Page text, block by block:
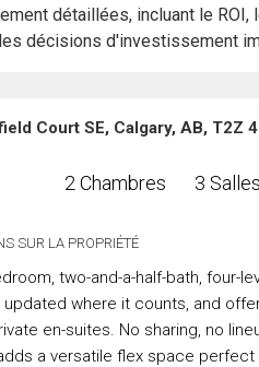
détaillées, incluant le ROI,
décisions d'investissement
Court SE, Calgary, AB, T2Z
2 Chambres 3
SUR LA PROPRIÉTÉ
two-and-a-half-bath, four-
updated where it counts, and
en-suites. No sharing, no
a versatile flex space